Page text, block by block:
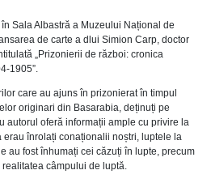
Sala Albastră a Muzeului Național de
de carte a dlui Simion Carp, doctor
„Prizonierii de război: cronica
1905”.
care au ajuns în prizonierat în timpul
originari din Basarabia, deținuți pe
autorul oferă informații ample cu privire la
înrolați conaționalii noștri, luptele la
au fost înhumați cei căzuți în lupte, precum
câmpului de luptă.